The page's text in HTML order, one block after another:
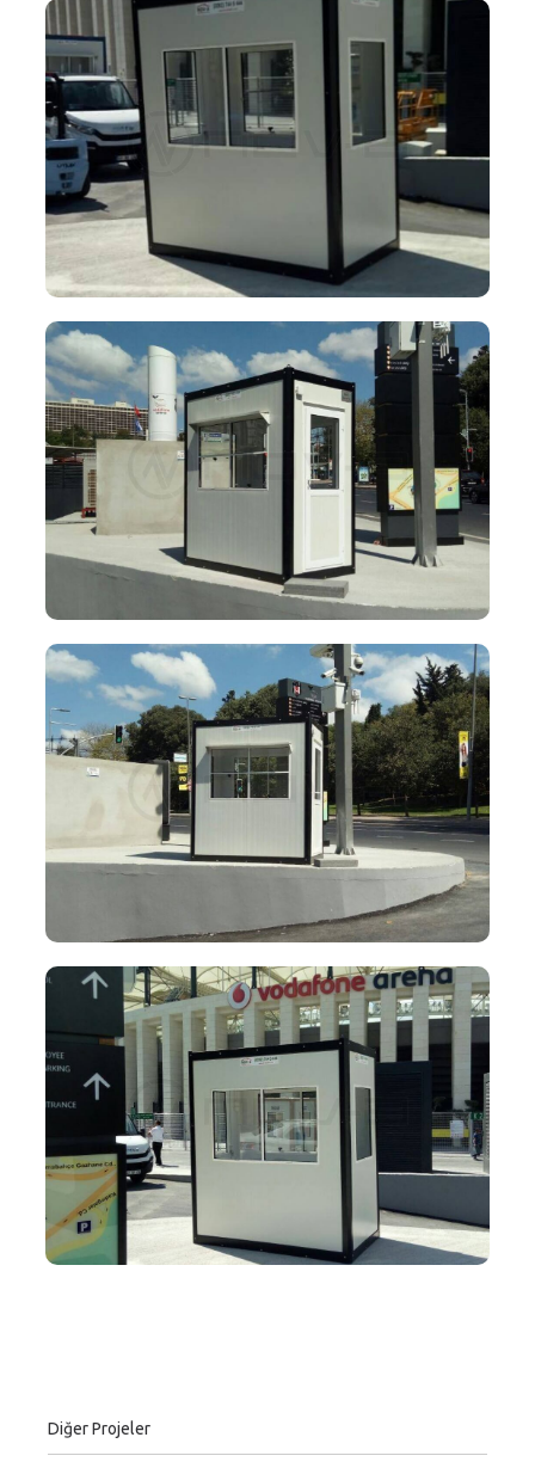
Diğer Projeler